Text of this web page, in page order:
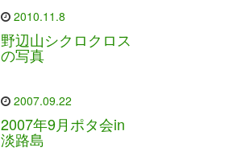
2010.11.8
野辺山シクロクロス
の写真
2007.09.22
2007年9月ポタ会in
淡路島